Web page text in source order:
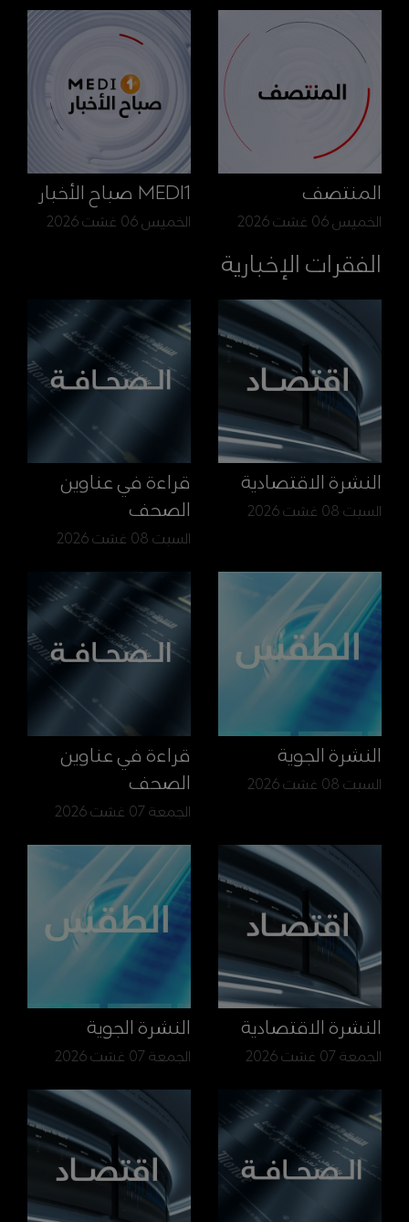
المنتصف
الخميس 06 غشت 2026
MEDI1 صباح الأخبار
الخميس 06 غشت 2026
الفقرات الإخبارية
النشرة الاقتصادية
السبت 08 غشت 2026
قراءة في عناوين
الصحف
السبت 08 غشت 2026
النشرة الجوية
السبت 08 غشت 2026
قراءة في عناوين
الصحف
الجمعة 07 غشت 2026
النشرة الاقتصادية
الجمعة 07 غشت 2026
النشرة الجوية
الجمعة 07 غشت 2026